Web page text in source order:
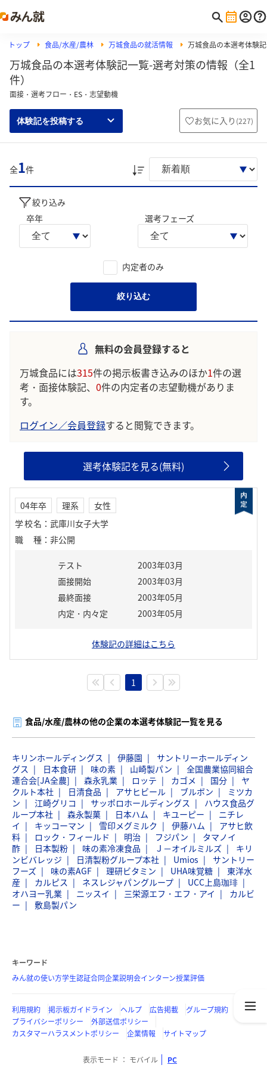
トップ 食品/水産/農林 万城食品の就活情報 万城食品の本選考体験
万城食品の本選考体験記一覧-選考対策の情報（全1
件）
面接・選考フロー・ES・志望動機
体験記を投稿する お気に入り (227)
全1件
絞り込み
卒年
選考フェーズ
内定者のみ
絞り込む
無料の会員登録すると
万城食品には315件の掲示板書き込みのほか1件の選
考・面接体験記、 0件の内定者の志望動機がありま
す。
ログイン／会員登録すると閲覧できます。
選考体験記を見る(無料)
04年卒 理系
女性
学校名 ： 武庫川女子大学
職種 ： 非公開
テスト
2003年03月
面接開始
2003年03月
最終面接
2003年05月
内定・内々定
2003年05月
体験記の詳細はこちら
1
食品/水産/農林の他の企業の本選考体験記一覧を見る
キリンホールディングス 伊藤園
サントリーホールディン
グス
日本食研 味の素 山崎製パン
全国農業協同組合
連合会[JA全農]
森永乳業 ロッテ カゴメ 国分
ヤ
クルト本社
日清食品 アサヒビール ブルボン
ミツカ
ン
江崎グリコ サッポロホールディングス
ハウス食品グ
ループ本社
森永製菓 日本ハム キユーピー
ニチレ
イ
キッコーマン 雪印メグミルク 伊藤ハム
アサヒ飲
料
ロック・フィールド 明治 フジパン
タマノイ
酢
日本製粉 味の素冷凍食品 Ｊ－オイルミルズ
キリ
ンビバレッジ
日清製粉グループ本社 Umios
サントリー
フーズ
味の素AGF 理研ビタミン UHA味覚糖
東洋水
産
カルピス ネスレジャパングループ
UCC上島珈琲
オハヨー乳業
ニッスイ 三栄源エフ・エフ・アイ
カルビ
ー
敷島製パン
キーワード
みん就の使い方学生認証合同企業説明会インターン授業評価
利用規約 掲示板ガイドライン ヘルプ 広告掲載
グループ規約
プライバシーポリシー
外部送信ポリシー
カスタマーハラスメントポリシー
企業情報 サイトマップ
表示モード モバイル PC